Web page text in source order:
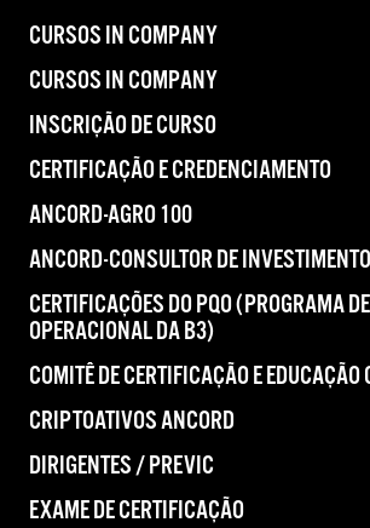
CURSOS IN COMPANY
CURSOS IN COMPANY
INSCRIÇÃO DE CURSO
CERTIFICAÇÃO E CREDENCIAMENTO
ANCORD-AGRO 100
ANCORD-CONSULTOR DE
CERTIFICAÇÕES DO PQO (PROGRAMA
OPERACIONAL DA B3)
COMITÊ DE CERTIFICAÇÃO E
CRIPTOATIVOS ANCORD
DIRIGENTES / PREVIC
EXAME DE CERTIFICAÇÃO